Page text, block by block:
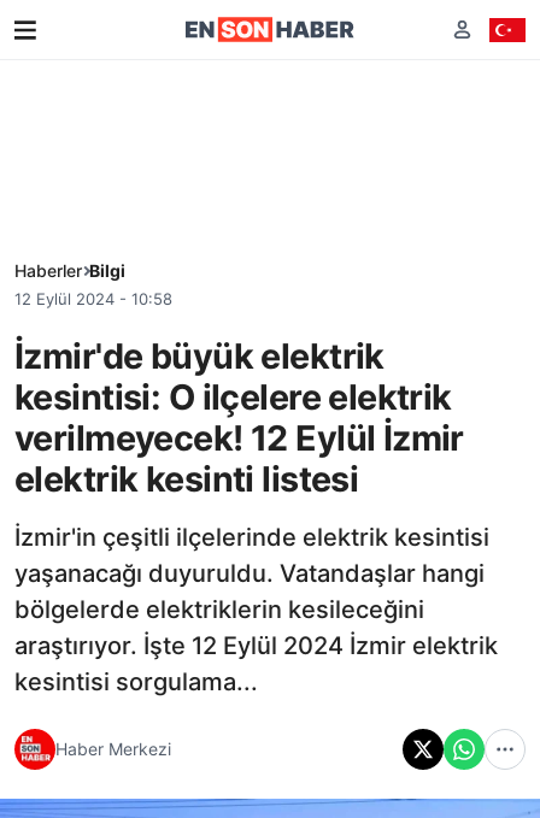
Haberler Bilgi
12 Eylül 2024 - 10:58
İzmir'de büyük elektrik
kesintisi: O ilçelere elektrik
verilmeyecek! 12 Eylül İzmir
elektrik kesinti listesi
İzmir'in çeşitli ilçelerinde elektrik kesintisi
yaşanacağı duyuruldu. Vatandaşlar hangi
bölgelerde elektriklerin kesileceğini
araştırıyor. İşte 12 Eylül 2024 İzmir elektrik
kesintisi sorgulama...
Haber Merkezi